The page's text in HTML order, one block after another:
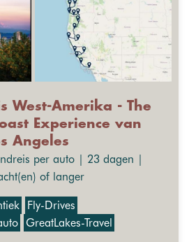
West-Amerika - The
Experience van
Angeles
per auto | 23 dagen |
of langer
Fly-Drives
GreatLakes-Travel